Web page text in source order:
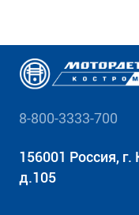
8-800-3333-700
156001 Россия,
д.105